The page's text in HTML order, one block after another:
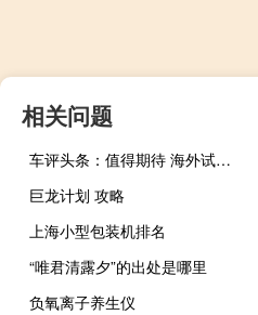
相关问题
车评头条：值得期待 海外试驾2012款大众Jetta GLI
巨龙计划 攻略
上海小型包装机排名
“唯君清露夕”的出处是哪里
负氧离子养生仪